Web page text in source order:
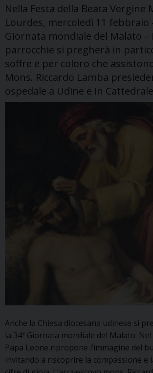
della
famiglia
Nella Festa della Beata Vergine
Lourdes, mercoledì 11 febbraio
Giornata mondiale del Malato
parrocchie si pregherà in
soffre e per coloro che
Mons. Riccardo Lamba
ospedale a Udine e in
Anche la Chiesa diocesana udinese si
la 34ª Giornata mondiale del Malato.
Papa Leone ripropone l’immagine del
invitando a riscoprire la compassione e